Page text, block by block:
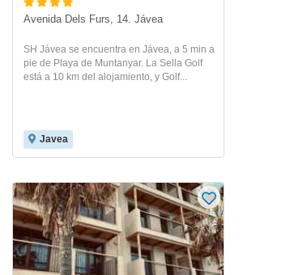
Avenida Dels Furs, 14. Jávea
SH Jávea se encuentra en Jávea, a 5 min a
pie de Playa de Muntanyar. La Sella Golf
está a 10 km del alojamiento, y Golf...
Javea